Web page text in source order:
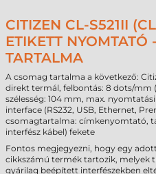
CITIZEN CL-S521II
ETIKETT NYOMTATÓ
TARTALMA
A csomag tartalma a következő:
direkt termál, felbontás: 8 dots/mm
szélesség: 104 mm, max.
interface (RS232, USB, Ethernet,
csomagtartalma: címkenyomtató,
interfész kábel) fekete
Fontos megjegyezni, hogy egy
cikkszámú termék tartozik, melyek
gyárilag beépített interfészekben